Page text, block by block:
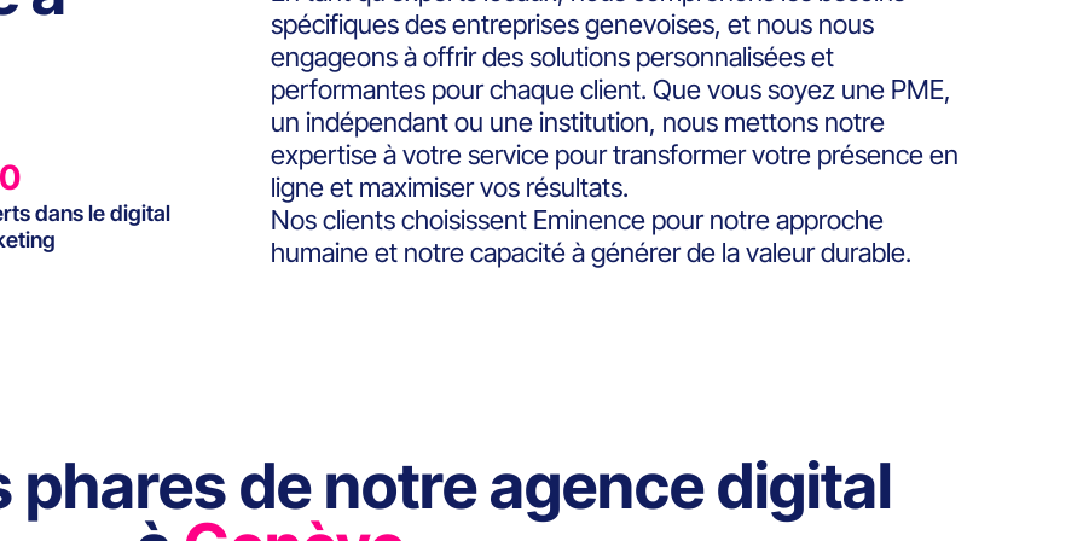
dans le digital
spécifiques des entreprises genevoises, et nous nous
engageons à offrir des solutions personnalisées et
performantes pour chaque client. Que vous soyez une PME,
un indépendant ou une institution, nous mettons notre
expertise à votre service pour transformer votre présence en
ligne et maximiser vos résultats.
Nos clients choisissent Eminence pour notre approche
humaine et notre capacité à générer de la valeur durable.
phares de notre agence digital